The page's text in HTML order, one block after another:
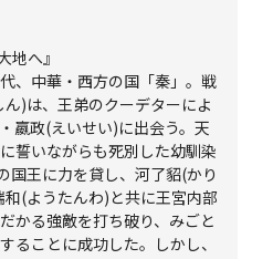
地へ』
、中華・西方の国「秦」。戦
)は、王弟のクーデターによ
嬴政(えいせい)に出会う。天
誓いながらも死別した幼馴染
国王に力を貸し、河了貂(かり
(ようたんわ)と共に王宮内部
かる強敵を打ち破り、みごと
ることに成功した。しかし、